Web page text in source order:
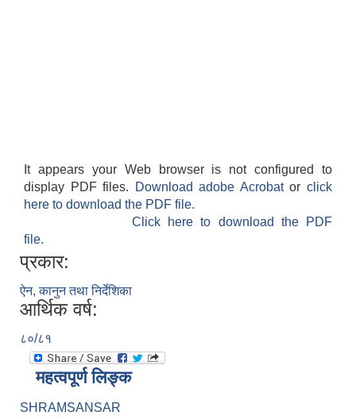
It appears your Web browser is not configured to
display PDF files.
Download adobe Acrobatorclick
here to download the PDF file.
Click here to download the PDF
file.
प्रकार:
ऐन, कानुन तथा निर्देशिका
आर्थिक वर्ष:
८०/८१
महत्वपूर्ण लिङ्क
SHRAMSANSAR